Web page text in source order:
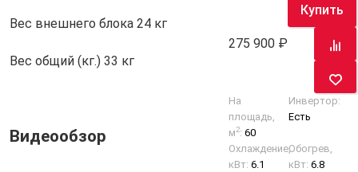
Вес внешнего блока 24 кг
Вес общий (кг.) 33 кг
Видеообзор
275 900
Купить
На
площадь,
м2:60
Инвертор:
Есть
Охлаждение,
кВт:6.1
Обогрев,
кВт:6.8